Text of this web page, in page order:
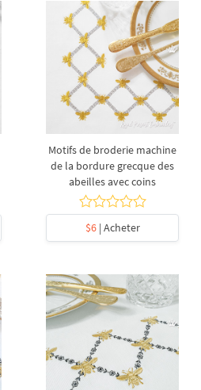
Motifs de broderie machine
de la bordure grecque des
abeilles avec coins
$6| Acheter